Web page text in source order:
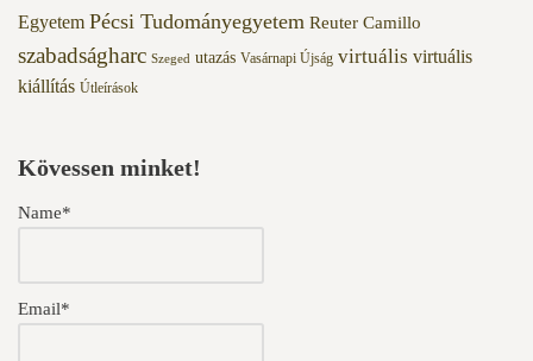
Egyetem Pécsi Tudományegyetem Reuter Camillo
szabadságharc Szeged utazás Vasárnapi Újság virtuális virtuális
kiállítás Útleírások
Kövessen minket!
Name*
Email*